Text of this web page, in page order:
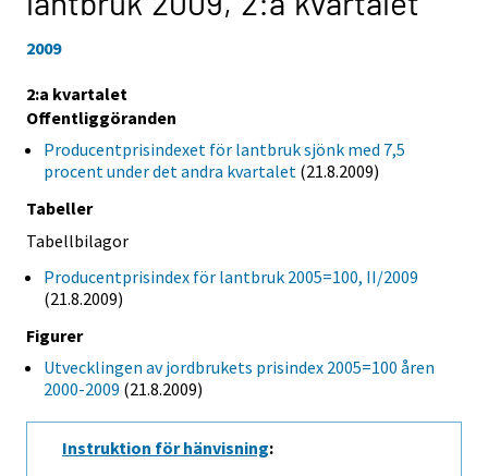
2009
2:a kvartalet
Offentliggöranden
Producentprisindexet för lantbruk sjönk med 7,5
procent under det andra kvartalet (21.8.2009)
Tabeller
Tabellbilagor
Producentprisindex för lantbruk 2005=100, II/2009
(21.8.2009)
Figurer
Utvecklingen av jordbrukets prisindex 2005=100 åren
2000-2009 (21.8.2009)
Instruktion för hänvisning: